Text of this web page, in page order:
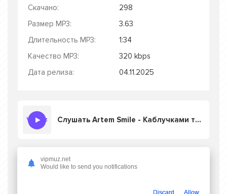
Скачано:
298
Размер MP3:
3.63
Длительность MP3:
1:34
Качество MP3:
320 kbps
Дата релиза:
04.11.2025
Слушать Artem Smile - Каблучками тук тук тук
Скачать песню Artem Smile - Каблучками
vipmuz.net
Would like to send you notifications
Discard Allow